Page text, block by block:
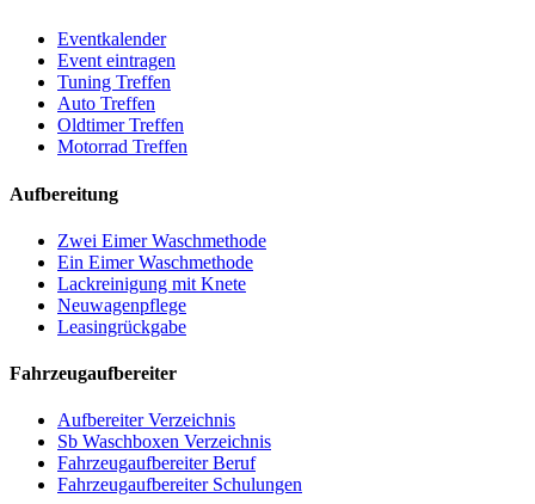
Eventkalender
Event eintragen
Tuning Treffen
Auto Treffen
Oldtimer Treffen
Motorrad Treffen
Aufbereitung
Zwei Eimer Waschmethode
Ein Eimer Waschmethode
Lackreinigung mit Knete
Neuwagenpflege
Leasingrückgabe
Fahrzeugaufbereiter
Aufbereiter Verzeichnis
Sb Waschboxen Verzeichnis
Fahrzeugaufbereiter Beruf
Fahrzeugaufbereiter Schulungen